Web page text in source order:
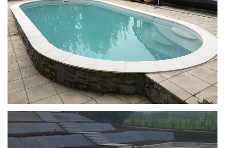
Ilona met Enjoy-trap